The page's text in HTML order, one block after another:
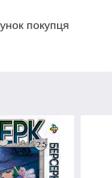
покупця